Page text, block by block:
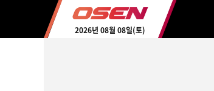
2026년 08월 08일(토)